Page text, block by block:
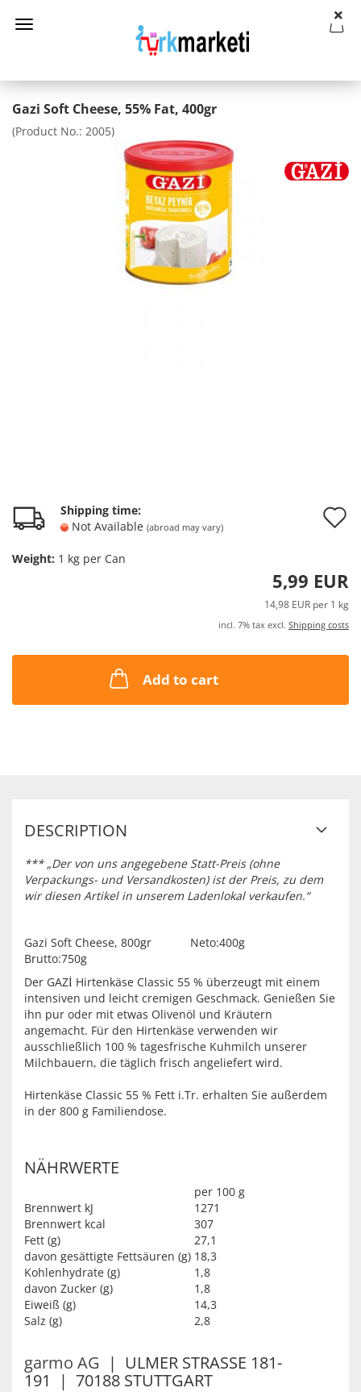
Gazi Soft Cheese, 55% Fat, 400gr
(Product No.: 2005)
Shipping time:
Not Available (abroad may vary)
Weight: 1 kg per Can
5,99 EUR
14,98 EUR per 1 kg
incl. 7% tax excl. Shipping costs
Add to cart
DESCRIPTION
*** „Der von uns angegebene Statt-Preis (ohne
Verpackungs- und Versandkosten) ist der Preis, zu dem
wir diesen Artikel in unserem Ladenlokal verkaufen.“
Gazi Soft Cheese, 800gr Neto:400g
Brutto:750g
Der GAZİ Hirtenkäse Classic 55 % überzeugt mit einem
intensiven und leicht cremigen Geschmack. Genießen Sie
ihn pur oder mit etwas Olivenöl und Kräutern
angemacht. Für den Hirtenkäse verwenden wir
ausschließlich 100 % tagesfrische Kuhmilch unserer
Milchbauern, die täglich frisch angeliefert wird.
Hirtenkäse Classic 55 % Fett i.Tr. erhalten Sie außerdem
in der 800 g Familiendose.
NÄHRWERTE
per 100 g
Brennwert kJ
1271
Brennwert kcal
307
Fett (g)
27,1
davon gesättigte Fettsäuren (g) 18,3
Kohlenhydrate (g)
1,8
davon Zucker (g)
1,8
Eiweiß (g)
14,3
Salz (g)
2,8
garmo AG | ULMER STRASSE 181-
191 | 70188 STUTTGART